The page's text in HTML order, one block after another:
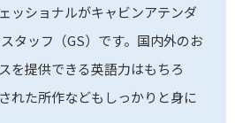
ッショナルがキャビンアテンダ
タッフ（GS）です。国内外のお
を提供できる英語力はもちろ
れた所作などもしっかりと身に